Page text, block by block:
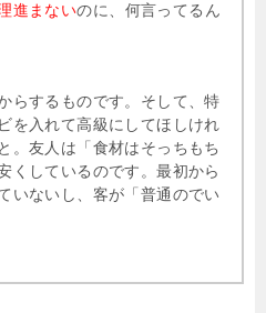
進まないのに、何言ってるん
らするものです。そして、特
を入れて高級にしてほしけれ
。友人は「食材はそっちもち
くしているのです。最初から
いないし、客が「普通のでい